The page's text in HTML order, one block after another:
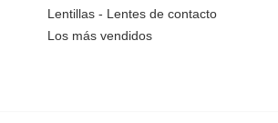
Lentillas - Lentes de contacto
Los más vendidos